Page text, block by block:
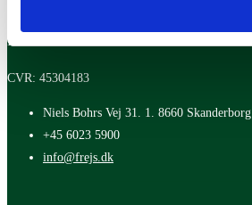
Kontakt os
CVR: 45304183
Niels Bohrs Vej 31. 1. 8660 Skanderborg
+45 6023 5900
info@frejs.dk